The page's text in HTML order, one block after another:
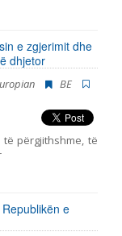
e zgjerimit dhe
dhjetor
BE
përgjithshme, të
e